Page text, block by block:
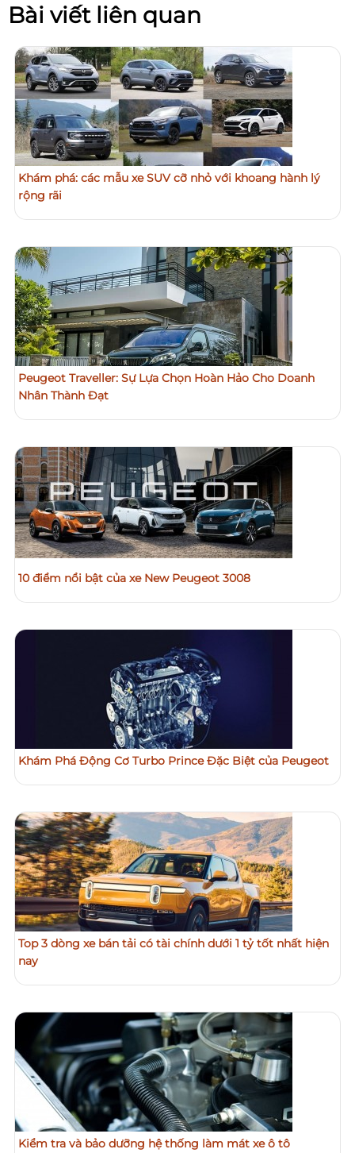
Bài viết liên quan
Khám phá: các mẫu xe SUV cỡ nhỏ với khoang hành lý
rộng rãi
Peugeot Traveller: Sự Lựa Chọn Hoàn Hảo Cho Doanh
Nhân Thành Đạt
10 điểm nổi bật của xe New Peugeot 3008
Khám Phá Động Cơ Turbo Prince Đặc Biệt của Peugeot
Top 3 dòng xe bán tải có tài chính dưới 1 tỷ tốt nhất hiện
nay
Kiểm tra và bảo dưỡng hệ thống làm mát xe ô tô